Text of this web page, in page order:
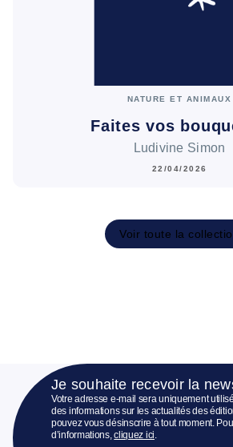
NATURE ET ANIMAUX
Faites vos
Ludivine Simon
22/04/2026
Voir toute la
Je souhaite recevoir la
Votre adresse e-mail sera uniquement
des informations sur les actualités des
pouvez vous désinscrire à tout moment.
d’informations,cliquez ici